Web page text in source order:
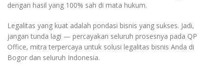
dengan hasil yang 100% sah di mata hukum.
Legalitas yang kuat adalah pondasi bisnis yang sukses. Jadi,
jangan tunda lagi — percayakan seluruh prosesnya pada QP
Office, mitra terpercaya untuk solusi legalitas bisnis Anda di
Bogor dan seluruh Indonesia.